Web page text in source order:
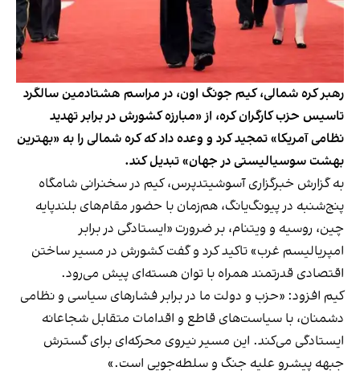
رهبر کره شمالی، کیم جونگ اون، در مراسم هشتادمین سالگرد
تاسیس حزب کارگران کره، از «مبارزه کشورش در برابر تهدید
نظامی آمریکا» تمجید کرد و وعده داد که کره شمالی را به «بهترین
بهشت سوسیالیستی در جهان» تبدیل کند.
به گزارش خبرگزاری آسوشیتدپرس، کیم در سخنرانی شامگاه
پنج‌شنبه در پیونگ‌یانگ، هم‌زمان با حضور مقام‌های بلندپایه
چین، روسیه و ویتنام، بر ضرورت «ایستادگی در برابر
امپریالیسم غرب» تاکید کرد و گفت کشورش در مسیر ساختن
اقتصادی قدرتمند همراه با توان هسته‌ای پیش می‌رود.
کیم افزود: «حزب و دولت ما در برابر فشارهای سیاسی و نظامی
دشمنان، با سیاست‌های قاطع و اقدامات متقابل شجاعانه
ایستادگی می‌کند. این مسیر نیروی محرکه‌ای برای گسترش
جبهه پیشرو علیه جنگ و سلطه‌جویی است.»